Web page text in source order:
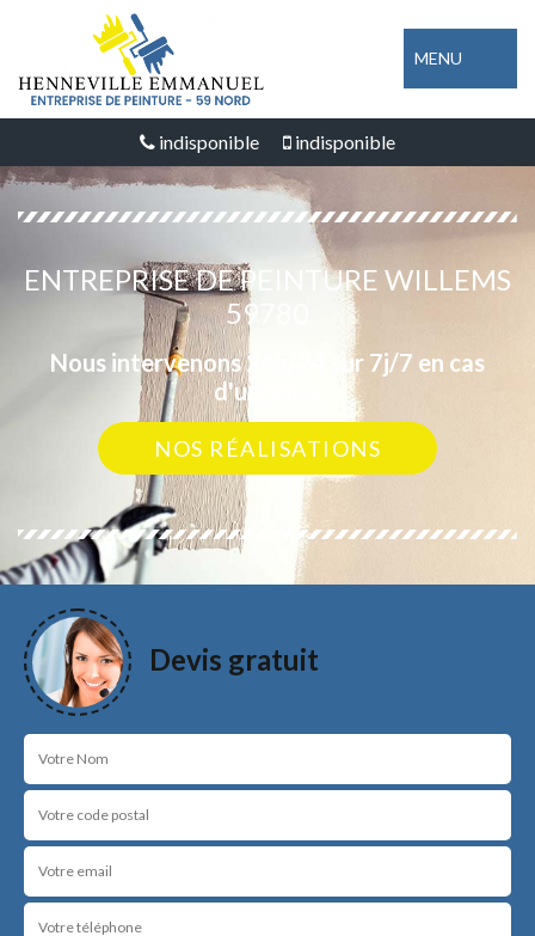
MENU
indisponible indisponible
ENTREPRISE DE PEINTURE WILLEMS
59780
Nous intervenons 24h/24 sur 7j/7 en cas
d'urgence
NOS RÉALISATIONS
Devis gratuit